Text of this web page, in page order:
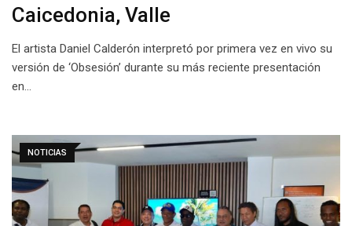
Caicedonia, Valle
El artista Daniel Calderón interpretó por primera vez en vivo su
versión de ‘Obsesión’ durante su más reciente presentación
en…
NOTICIAS